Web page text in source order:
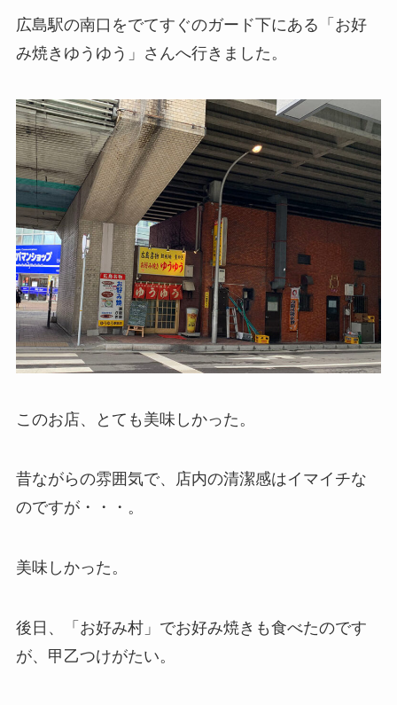
広島駅の南口をでてすぐのガード下にある「お好
み焼きゆうゆう」さんへ行きました。
このお店、とても美味しかった。
昔ながらの雰囲気で、店内の清潔感はイマイチな
のですが・・・。
美味しかった。
後日、「お好み村」でお好み焼きも食べたのです
が、甲乙つけがたい。